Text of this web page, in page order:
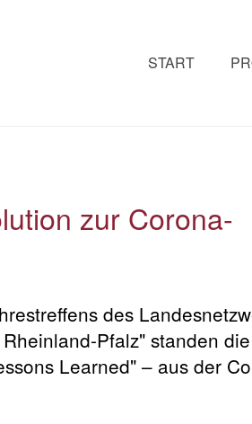
START
zur Corona-
des
Pfalz" standen
Learned" – aus der